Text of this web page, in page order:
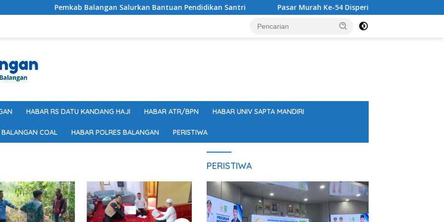
Pemkab Balangan Salurkan Bantuan Pendidikan Santri Pasar Murah Ke-54 Disperindag Balangan Disambut
HABAR RS DATU KANDANG HAJI HABAR ATR/BPN HABAR UNIV SAPTA MANDIRI
COAL HABAR POLRES BALANGAN PERISTIWA
PERISTIWA